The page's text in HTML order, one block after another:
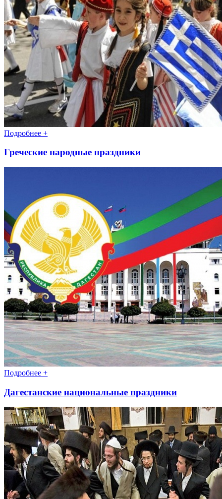
Подробнее +
Греческие народные праздники
Подробнее +
Дагестанские национальные праздники